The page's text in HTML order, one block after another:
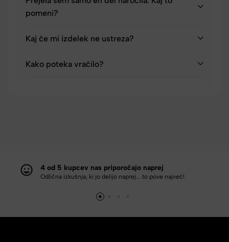
pomeni?
Kaj če mi izdelek ne ustreza?
Kako poteka vračilo?
4 od 5 kupcev nas priporočajo naprej
Odlična izkušnja, ki jo delijo naprej... to pove največ!